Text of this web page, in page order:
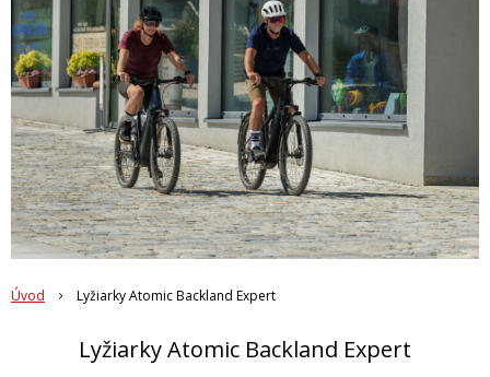
Úvod Lyžiarky Atomic Backland Expert
Lyžiarky Atomic Backland Expert